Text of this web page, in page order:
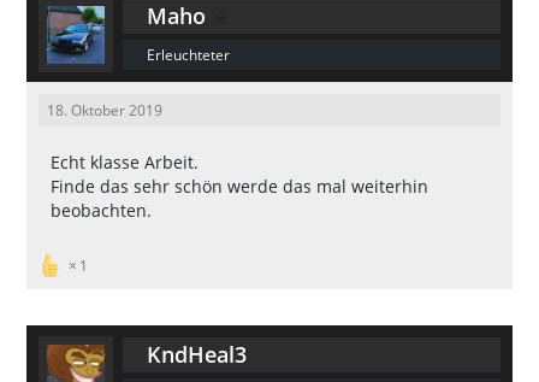
Maho
Erleuchteter
18. Oktober 2019
Echt klasse Arbeit.
Finde das sehr schön werde das mal weiterhin
beobachten.
1
KndHeal3